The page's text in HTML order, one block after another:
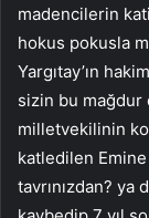
madencilerin
hokus pokusla
Yargıtay’ın
sizin bu mağdur
milletvekilinin
katledilen Emine
tavrınızdan? ya